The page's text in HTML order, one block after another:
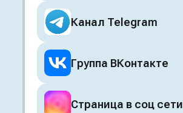
Канал Telegram
Группа ВКонтакте
Страница в соц сети